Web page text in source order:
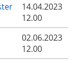
14.04.2023
12.00
02.06.2023
12.00